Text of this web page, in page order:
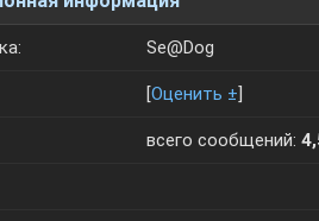
Se@Dog
[Оценить ±]
всего сообщений: